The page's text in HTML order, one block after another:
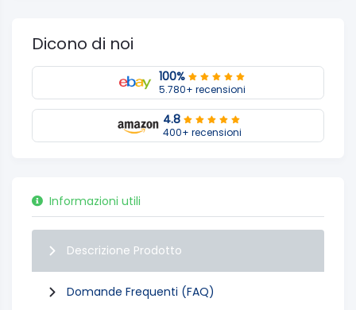
Dicono di noi
100%
5.780+ recensioni
4.8
400+ recensioni
Informazioni utili
Descrizione Prodotto
Domande Frequenti (FAQ)